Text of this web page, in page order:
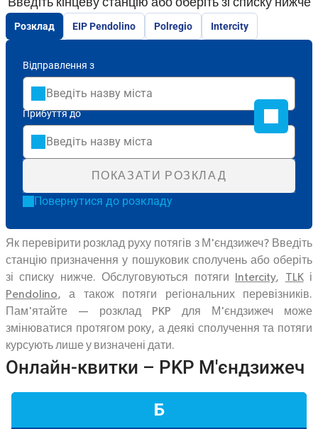
Введіть кінцеву станцію або оберіть зі списку нижче
Розклад EIP Pendolino Polregio Intercity
Відправлення з
Прибуття до
ПОКАЗАТИ РОЗКЛАД
Повернутися до розкладу
Як перевірити розклад руху потягів з М'єндзижеч? Введіть
станцію призначення у пошуковик сполучень або оберіть
зі списку нижче. Обслуговуються потяги
Intercity, TLKі
Pendolino, а також потяги регіональних перевізників.
Пам'ятайте — розклад PKP для М'єндзижеч може
змінюватися протягом року, а деякі сполучення та потяги
курсують лише у визначені дати.
Онлайн-квитки – PKP М'єндзижеч
Б